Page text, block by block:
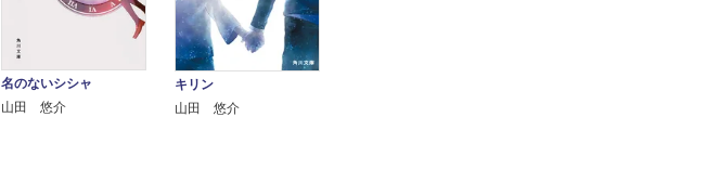
名のないシシャ
山田 悠介
キリン
山田 悠介